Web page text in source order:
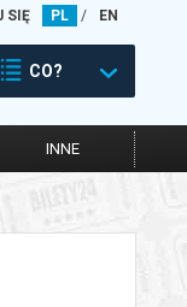
SIĘ PL / EN
CO?
INNE